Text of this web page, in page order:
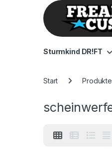
Sturmkind DR!FT
Start